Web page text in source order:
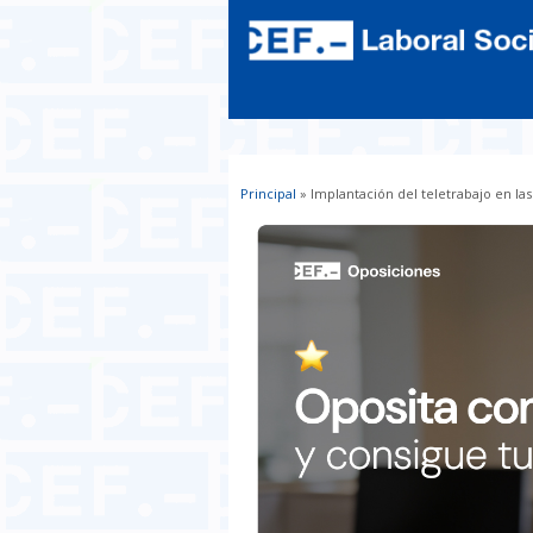
Usted está aquí
Principal » Implantación del teletrabajo en